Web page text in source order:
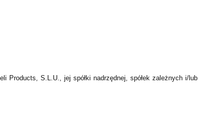
Products, S.L.U., jej spółki nadrzędnej, spółek zależnych i/lub